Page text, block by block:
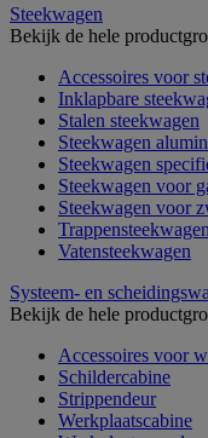
Steekwagen
Bekijk de hele
Accessoires voor
Inklapbare
Stalen steekwagen
Steekwagen
Steekwagen
Steekwagen voor
Steekwagen voor
Trappensteekwagen
Vatensteekwagen
Systeem- en
Bekijk de hele
Accessoires voor
Schildercabine
Strippendeur
Werkplaatscabine